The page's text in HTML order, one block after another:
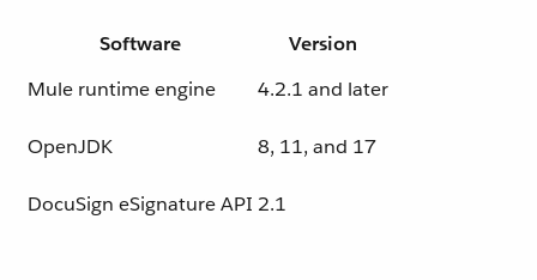
Software
Version
Mule runtime engine
4.2.1 and later
OpenJDK 8, 11, and 17
DocuSign eSignature API 2.1